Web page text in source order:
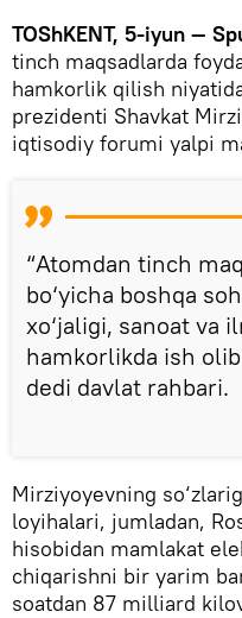
TOShKENT, 5-iyun —
tinch maqsadlarda
hamkorlik qilish
prezidenti Shavkat
iqtisodiy forumi yalpi
“Atomdan tinch
bo‘yicha boshqa
xo‘jaligi, sanoat va
hamkorlikda ish
dedi davlat rahbari.
Mirziyoyevning
loyihalari, jumladan,
hisobidan mamlakat
chiqarishni bir yarim
soatdan 87 milliard